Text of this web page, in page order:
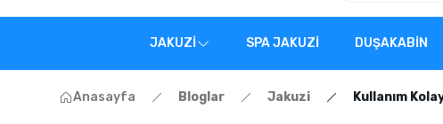
JAKUZİ SPA JAKUZİ DUŞAKABİN
Anasayfa Bloglar Jakuzi Kullanım